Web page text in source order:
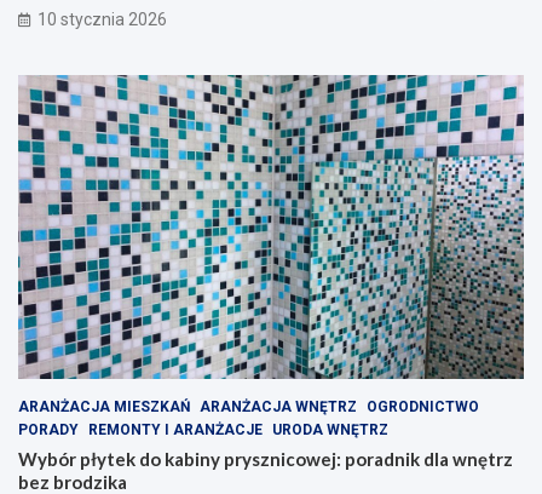
10 stycznia 2026
ARANŻACJA MIESZKAŃ ARANŻACJA WNĘTRZ
OGRODNICTWO
PORADY
REMONTY I ARANŻACJE URODA WNĘTRZ
Wybór płytek do kabiny prysznicowej: poradnik dla wnętrz
bez brodzika